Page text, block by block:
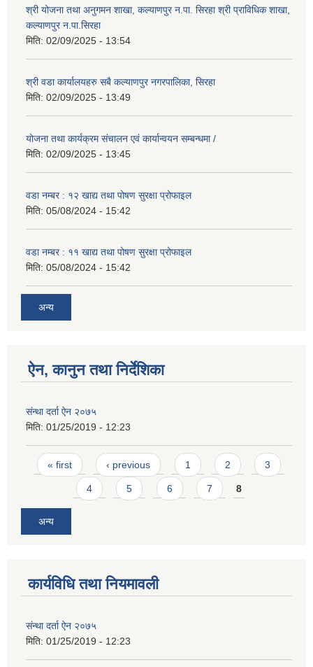
श्री योजना तथा अनुगमन शाखा, कल्याणपुर न.पा. सिरहा श्री प्राविधिक शाखा,
कल्याणपुर न.पा.सिरहा
मिति: 02/09/2025 - 13:54
श्री वडा कार्यालयहरु सबै कल्याणपुर नगरपालिका, सिरहा
मिति: 02/09/2025 - 13:49
योजना तथा कार्यक्रम संचालन एवं कार्यान्वयन सम्बन्धमा /
मिति: 02/09/2025 - 13:45
वडा नम्बर : १२ खाद्य तथा पोषण सुरक्षा प्रोफाइल
मिति: 05/08/2024 - 15:42
वडा नम्बर : ११ खाद्य तथा पोषण सुरक्षा प्रोफाइल
मिति: 05/08/2024 - 15:42
अन्य
ऐन, कानुन तथा निर्देशिका
संन्था दर्ता ऐन २०७५
मिति: 01/25/2019 - 12:23
Pages
« first ‹ previous 1 2 3
4 5 6 7 8
अन्य
कार्यविधि तथा नियमावली
संन्था दर्ता ऐन २०७५
मिति: 01/25/2019 - 12:23